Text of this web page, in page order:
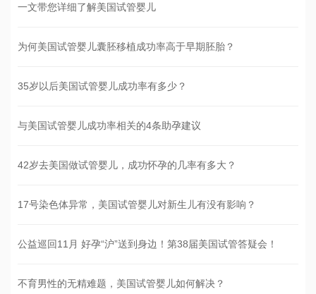
一文带您详细了解美国试管婴儿
为何美国试管婴儿囊胚移植成功率高于早期胚胎？
35岁以后美国试管婴儿成功率有多少？
与美国试管婴儿成功率相关的4条助孕建议
42岁去美国做试管婴儿，成功怀孕的几率有多大？
17号染色体异常，美国试管婴儿对新生儿有没有影响？
公益巡回11月 好孕“沪”送到身边！第38届美国试管答疑会！
不育男性的无精难题，美国试管婴儿如何解决？